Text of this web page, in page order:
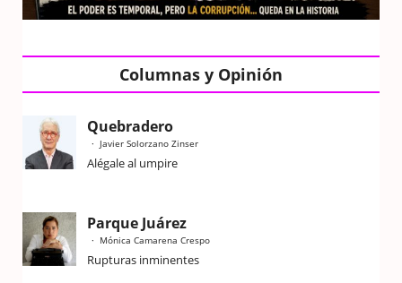
Columnas y Opinión
Quebradero
Javier Solorzano Zinser
Alégale al umpire
Parque Juárez
Mónica Camarena Crespo
Rupturas inminentes